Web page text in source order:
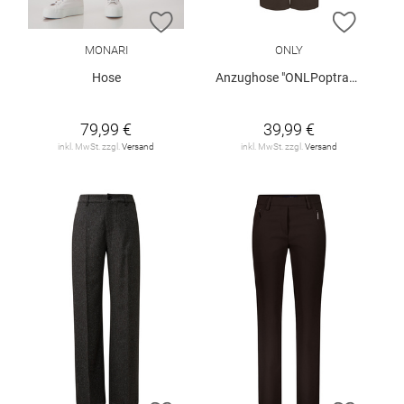
ZUR WUNSCHLISTE HINZUFÜGEN
MONARI
Hose
79,99 €
inkl. MwSt. zzgl. Versand
ZUR
ONLY
Anzughose "ONLPoptrash"
39,99 €
inkl. MwSt. zzgl. Versand